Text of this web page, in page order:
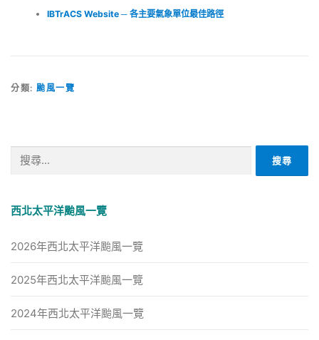
IBTrACS Website ─ 各主要氣象單位最佳路徑
分類: 颱風一覽
字:
西北太平洋颱風一覽
2026年西北太平洋颱風一覽
2025年西北太平洋颱風一覽
2024年西北太平洋颱風一覽